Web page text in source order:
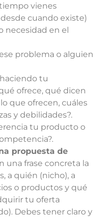
vienes
cuando existe)
necesidad en el
problema o alguien
tu
ofrece, qué dicen
que ofrecen, cuáles
y debilidades?.
tu producto o
propuesta de
una frase concreta la
a quién (nicho), a
o productos y qué
tu oferta
Debes tener claro y